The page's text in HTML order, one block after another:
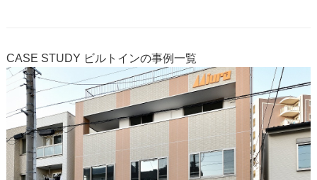
CASE STUDY ビルトインの事例一覧